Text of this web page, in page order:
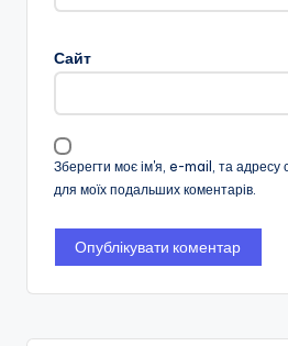
Сайт
Зберегти моє ім'я, e-mail, та адресу
для моїх подальших коментарів.